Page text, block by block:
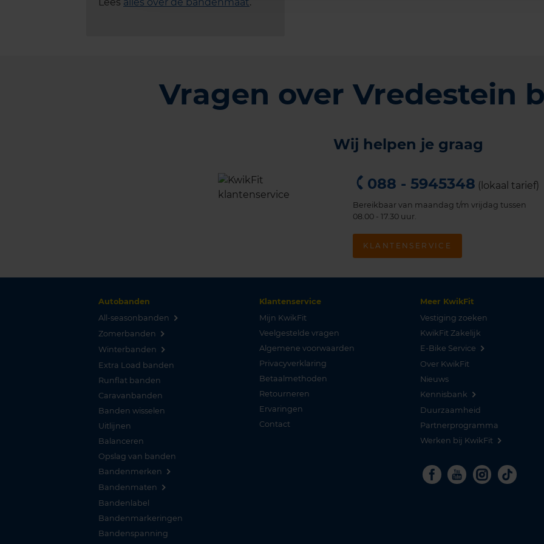
Lees alles over de bandenmaat.
Vragen over Vredestein
Wij helpen je graag
088 - 5945348 (lokaal tarief)
Bereikbaar van maandag t/m vrijdag tussen
08.00 - 17.30 uur.
KLANTENSERVICE
Autobanden
All-seasonbanden
Zomerbanden
Winterbanden
Extra Load banden
Runflat banden
Caravanbanden
Banden wisselen
Uitlijnen
Balanceren
Opslag van banden
Bandenmerken
Bandenmaten
Bandenlabel
Bandenmarkeringen
Bandenspanning
Klantenservice
Mijn KwikFit
Veelgestelde vragen
Algemene voorwaarden
Privacyverklaring
Betaalmethoden
Retourneren
Ervaringen
Contact
Meer KwikFit
Vestiging zoeken
KwikFit Zakelijk
E-Bike Service
Over KwikFit
Nieuws
Kennisbank
Duurzaamheid
Partnerprogramma
Werken bij KwikFit
Facebook
YoutubeInstagram
Tiktok